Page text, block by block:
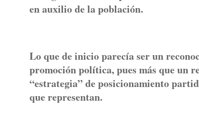
en auxilio de la población.
Lo que de inicio parecía ser un
promoción política, pues más que un
“estrategia” de posicionamiento
que representan.